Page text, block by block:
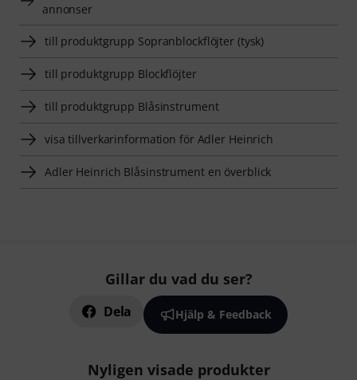
annonser
till produktgrupp Sopranblockflöjter (tysk)
till produktgrupp Blockflöjter
till produktgrupp Blåsinstrument
visa tillverkarinformation för Adler Heinrich
Adler Heinrich Blåsinstrument en överblick
Gillar du vad du ser?
Dela Hjälp & Feedback
Nyligen visade produkter